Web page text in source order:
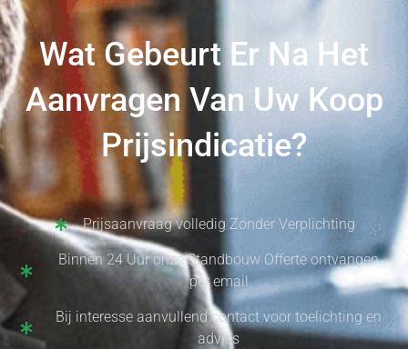
Wat Gebeurt Er Na Het
Aanvragen Van Uw Koop
Prijsindicatie?
Prijsaanvraag volledig Zonder Verplichting
Binnen 24 Uur onze Standbouw Offerte ontvangen
per email
Bij interesse aanvullend contact voor toelichting en
advies